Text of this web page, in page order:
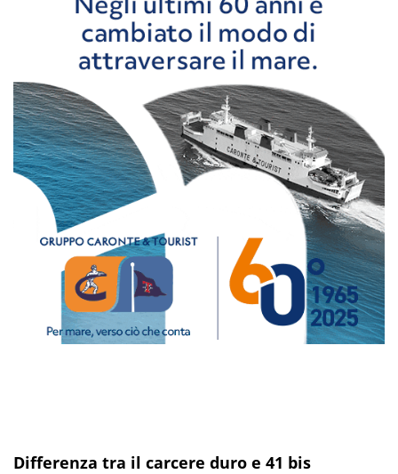
Differenza tra il carcere duro e 41 bis